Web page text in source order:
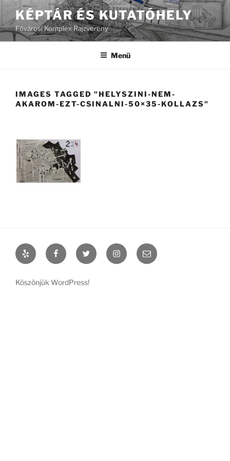
Tartalomhoz
KÉPTÁR ÉS KUTATÓHELY
Fővárosi Komplex Rajzvereny
Menü
IMAGES TAGGED "HELYSZINI-NEM-
AKAROM-EZT-CSINALNI-50×35-KOLLAZS"
Yelp FacebookTwitter InstagramEmail
Köszönjük WordPress!